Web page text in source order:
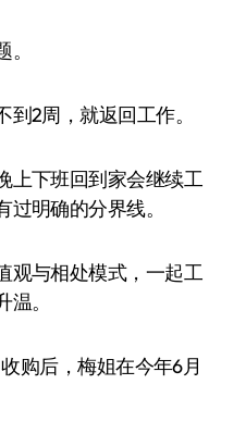
2周，就返回工作。
上下班回到家会继续工
明确的分界线。
观与相处模式，一起工
。
购后，梅姐在今年6月